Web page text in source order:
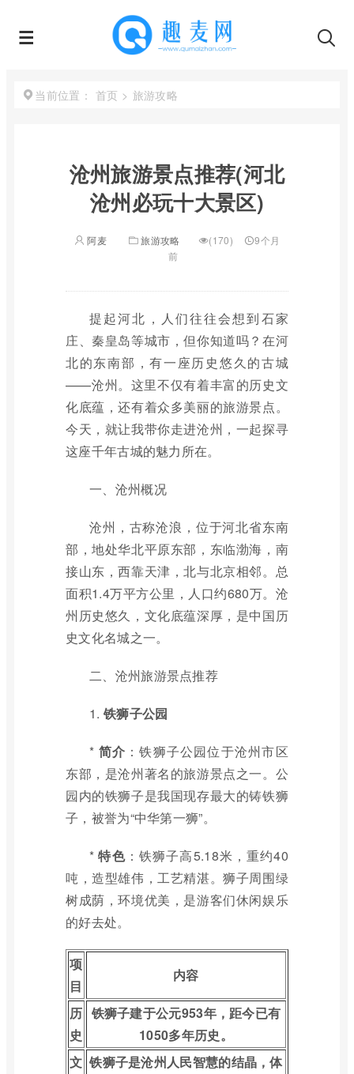
当前位置： 首页 > 旅游攻略
沧州旅游景点推荐(河北
沧州必玩十大景区)
阿麦 旅游攻略 (170)
9个月
前
提起河北，人们往往会想到石家
庄、秦皇岛等城市，但你知道吗？在河
北的东南部，有一座历史悠久的古城
——沧州。这里不仅有着丰富的历史文
化底蕴，还有着众多美丽的旅游景点。
今天，就让我带你走进沧州，一起探寻
这座千年古城的魅力所在。
一、沧州概况
沧州，古称沧浪，位于河北省东南
部，地处华北平原东部，东临渤海，南
接山东，西靠天津，北与北京相邻。总
面积1.4万平方公里，人口约680万。沧
州历史悠久，文化底蕴深厚，是中国历
史文化名城之一。
二、沧州旅游景点推荐
1. 铁狮子公园
* 简介 ：铁狮子公园位于沧州市区
东部，是沧州著名的旅游景点之一。公
园内的铁狮子是我国现存最大的铸铁狮
子，被誉为“中华第一狮”。
*特色：铁狮子高5.18米，重约40
吨，造型雄伟，工艺精湛。狮子周围绿
树成荫，环境优美，是游客们休闲娱乐
的好去处。
项
目
内容
历
史
铁狮子建于公元953年，距今已有
1050多年历史。
文 铁狮子是沧州人民智慧的结晶，体